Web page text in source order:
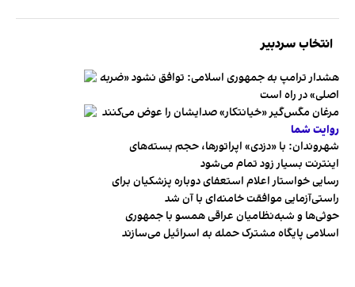
انتخاب سردبیر
هشدار ترامپ به جمهوری اسلامی: توافق نشود «ضربه
اصلی» در راه است
مرغان مگس‌گیر «خیانتکار» صدایشان را عوض می‌کنند
روایت شما
شهروندان:‌ با «دزدی» اپراتورها، حجم بسته‌های
اینترنت بسیار زود تمام می‌شود
رسایی خواستار اعلام استعفای دوباره پزشکیان برای
راستی‌آزمایی موافقت خامنه‌ای با آن شد
حوثی‌ها و شبه‌نظامیان عراقی همسو با جمهوری
اسلامی پایگاه مشترک حمله به اسرائیل می‌سازند